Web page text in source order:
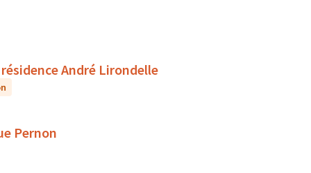
André Lirondelle
Pernon